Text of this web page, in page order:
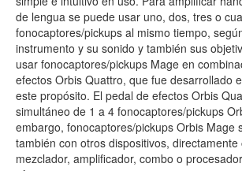
de lengua se puede usar uno, dos, tres o
fonocaptores/pickups al mismo tiempo,
instrumento y su sonido y también sus
usar fonocaptores/pickups Mage en
efectos Orbis Quattro, que fue desarrollado
este propósito. El pedal de efectos Orbis
simultáneo de 1 a 4 fonocaptores/pickups
embargo, fonocaptores/pickups Orbis Mage
también con otros dispositivos,
mezclador, amplificador, combo o